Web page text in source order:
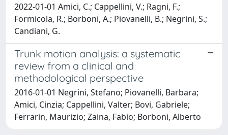
2022-01-01 Amici, C.; Cappellini, V.; Ragni, F.;
Formicola, R.; Borboni, A.; Piovanelli, B.; Negrini, S.;
Candiani, G.
Trunk motion analysis: a systematic
review from a clinical and
methodological perspective
2016-01-01 Negrini, Stefano; Piovanelli, Barbara;
Amici, Cinzia; Cappellini, Valter; Bovi, Gabriele;
Ferrarin, Maurizio; Zaina, Fabio; Borboni, Alberto